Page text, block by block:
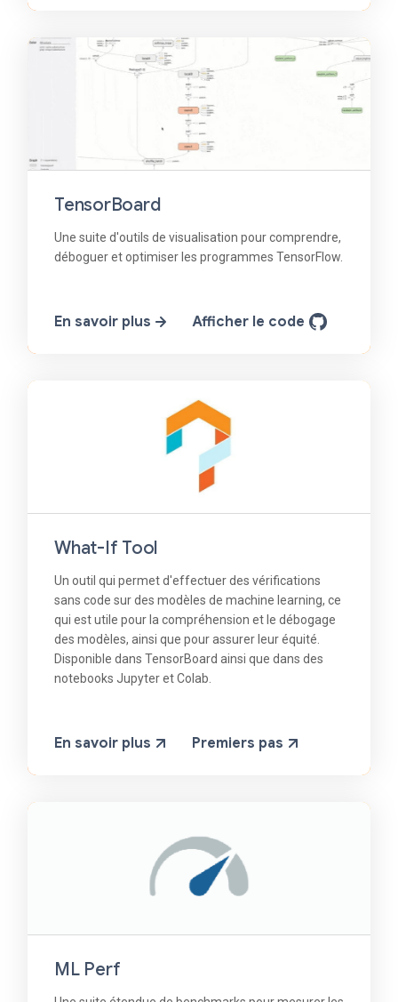
TensorBoard
Une suite d'outils de visualisation pour comprendre,
déboguer et optimiser les programmes TensorFlow.
En savoir plus Afficher le code
What-If Tool
Un outil qui permet d'effectuer des vérifications
sans code sur des modèles de machine learning, ce
qui est utile pour la compréhension et le débogage
des modèles, ainsi que pour assurer leur équité.
Disponible dans TensorBoard ainsi que dans des
notebooks Jupyter et Colab.
En savoir plus Premiers pas
ML Perf